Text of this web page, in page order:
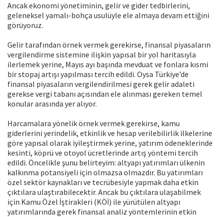
Ancak ekonomi yönetiminin, gelir ve gider tedbirlerini,
geleneksel yamalı-bohça usulüyle ele almaya devam ettiğini
görüyoruz.
Gelir tarafından örnek vermek gerekirse, finansal piyasaların
vergilendirme sistemine ilişkin yapısal bir yol haritasıyla
ilerlemek yerine, Mayıs ayı başında mevduat ve fonlara kısmi
bir stopaj artışı yapılması tercih edildi. Oysa Türkiye’de
finansal piyasaların vergilendirilmesi gerek gelir adaleti
gerekse vergi tabanı açısından ele alınması gereken temel
konular arasında yer alıyor.
Harcamalara yönelik örnek vermek gerekirse, kamu
giderlerini yerindelik, etkinlik ve hesap verilebilirlik ilkelerine
göre yapısal olarak iyileştirmek yerine, yatırım ödeneklerinde
kesinti, köprü ve otoyol ücretlerinde artış yöntemi tercih
edildi. Öncelikle şunu belirteyim: altyapı yatırımları ülkenin
kalkınma potansiyeli için olmazsa olmazdır. Bu yatırımları
özel sektör kaynakları ve tecrübesiyle yapmak daha etkin
çıktılara ulaştırabilecektir. Ancak bu çıktılara ulaşabilmek
için Kamu Özel İştirakleri (KÖİ) ile yürütülen altyapı
yatırımlarında gerek finansal analiz yöntemlerinin etkin